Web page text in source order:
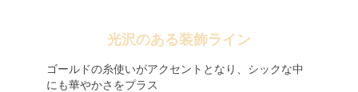
光沢のある装飾ライン
ゴールドの糸使いがアクセントとなり、シックな中
にも華やかさをプラス